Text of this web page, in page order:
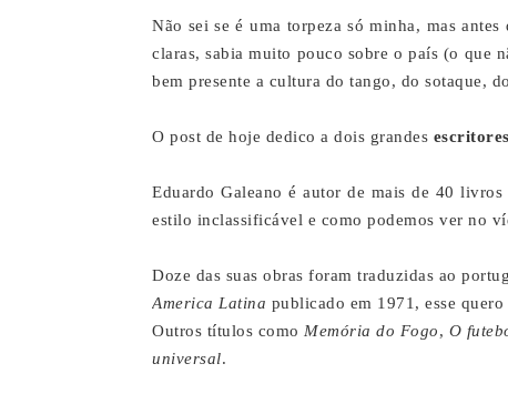
Não sei se é uma torpeza só minha, mas antes
claras, sabia muito pouco sobre o país (o que
bem presente a cultura do tango, do sotaque,
O post de hoje dedico a dois grandes escritores
Eduardo Galeano é autor de mais de 40
estilo inclassificável e como podemos ver no
Doze das suas obras foram traduzidas ao
America Latina publicado em 1971, esse
Outros títulos como Memória do Fogo, O
universal.